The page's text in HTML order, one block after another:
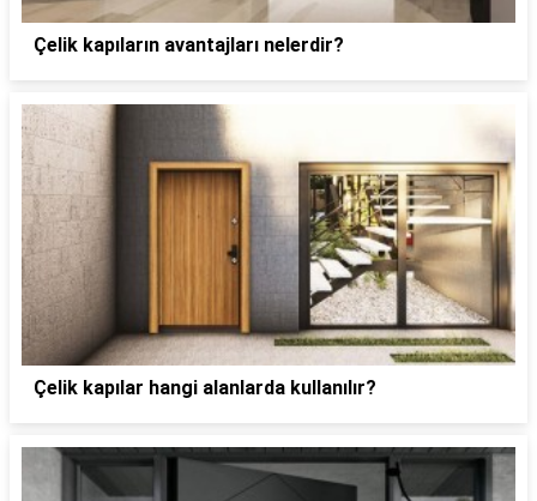
Çelik kapıların avantajları nelerdir?
Çelik kapılar hangi alanlarda kullanılır?